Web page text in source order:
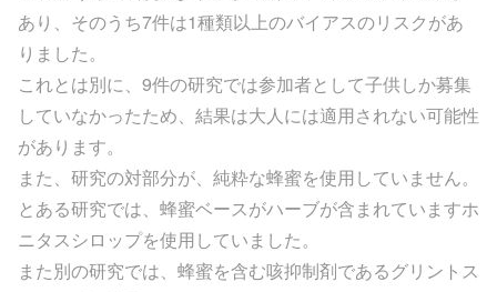
あり、そのうち7件は1種類以上のバイアスのリスクがあ
りました。
これとは別に、9件の研究では参加者として子供しか募集
していなかったため、結果は大人には適用されない可能性
があります。
また、研究の対部分が、純粋な蜂蜜を使用していません。
とある研究では、蜂蜜ベースがハーブが含まれていますホ
ニタスシロップを使用していました。
また別の研究では、蜂蜜を含む咳抑制剤であるグリントス